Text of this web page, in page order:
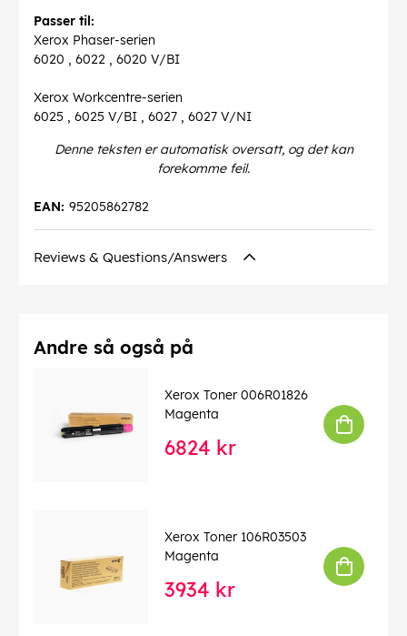
Passer til:
Xerox Phaser-serien
6020 , 6022 , 6020 V/BI
Xerox Workcentre-serien
6025 , 6025 V/BI , 6027 , 6027 V/NI
Denne teksten er automatisk oversatt, og det kan
forekomme feil.
95205862782
EAN:
Reviews & Questions/Answers
Andre så også på
Xerox Toner 006R01826
Magenta
6824 kr
Xerox Toner 106R03503
Magenta
3934 kr